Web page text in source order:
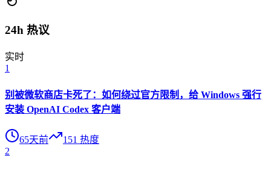
24h 热议
实时
1
别被微软商店卡死了：如何绕过官方限制，给 Windows 强行
安装 OpenAI Codex 客户端
65天前 151 热度
2